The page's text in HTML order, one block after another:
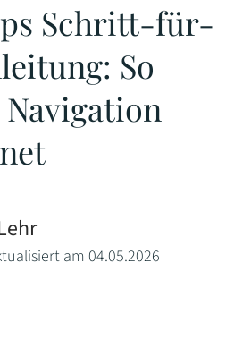
Schritt-für-
So
am 04.05.2026